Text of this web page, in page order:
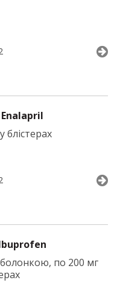
Enalapril
блістерах
по 200 мг